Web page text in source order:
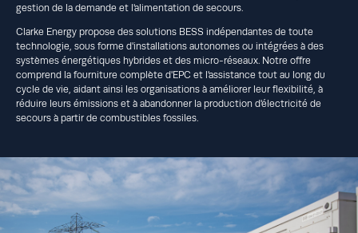
gestion de la demande et l'alimentation de secours.
Clarke Energy propose des solutions BESS indépendantes de toute
technologie, sous forme d'installations autonomes ou intégrées à des
systèmes énergétiques hybrides et des micro-réseaux. Notre offre
comprend la fourniture complète d'EPC et l'assistance tout au long du
cycle de vie, aidant ainsi les organisations à améliorer leur flexibilité, à
réduire leurs émissions et à abandonner la production d'électricité de
secours à partir de combustibles fossiles.